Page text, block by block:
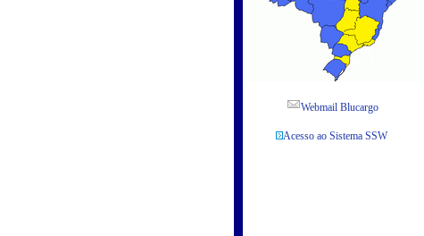
Webmail Blucargo
Acesso ao Sistema SSW